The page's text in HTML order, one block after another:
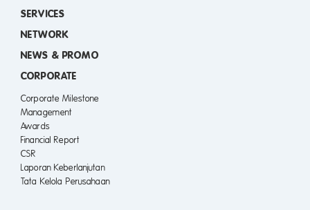
SERVICES
NETWORK
NEWS & PROMO
CORPORATE
Corporate Milestone
Management
Awards
Financial Report
CSR
Laporan Keberlanjutan
Tata Kelola Perusahaan